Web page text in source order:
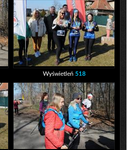
Wyświetleń 518